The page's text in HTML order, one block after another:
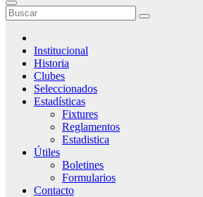
Institucional
Historia
Clubes
Seleccionados
Estadísticas
Fixtures
Reglamentos
Estadistica
Útiles
Boletines
Formularios
Contacto